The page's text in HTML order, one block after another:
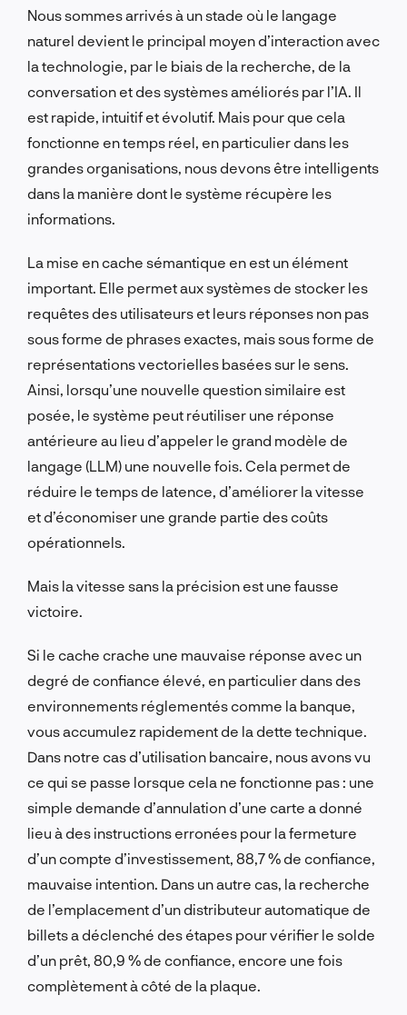
Nous sommes arrivés à un stade où le langage
naturel devient le principal moyen d’interaction avec
la technologie, par le biais de la recherche, de la
conversation et des systèmes améliorés par l’IA. Il
est rapide, intuitif et évolutif. Mais pour que cela
fonctionne en temps réel, en particulier dans les
grandes organisations, nous devons être intelligents
dans la manière dont le système récupère les
informations.
La mise en cache sémantique en est un élément
important. Elle permet aux systèmes de stocker les
requêtes des utilisateurs et leurs réponses non pas
sous forme de phrases exactes, mais sous forme de
représentations vectorielles basées sur le sens.
Ainsi, lorsqu’une nouvelle question similaire est
posée, le système peut réutiliser une réponse
antérieure au lieu d’appeler le grand modèle de
langage (LLM) une nouvelle fois. Cela permet de
réduire le temps de latence, d’améliorer la vitesse
et d’économiser une grande partie des coûts
opérationnels.
Mais la vitesse sans la précision est une fausse
victoire.
Si le cache crache une mauvaise réponse avec un
degré de confiance élevé, en particulier dans des
environnements réglementés comme la banque,
vous accumulez rapidement de la dette technique.
Dans notre cas d’utilisation bancaire, nous avons vu
ce qui se passe lorsque cela ne fonctionne pas : une
simple demande d’annulation d’une carte a donné
lieu à des instructions erronées pour la fermeture
d’un compte d’investissement, 88,7 % de confiance,
mauvaise intention. Dans un autre cas, la recherche
de l’emplacement d’un distributeur automatique de
billets a déclenché des étapes pour vérifier le solde
d’un prêt, 80,9 % de confiance, encore une fois
complètement à côté de la plaque.